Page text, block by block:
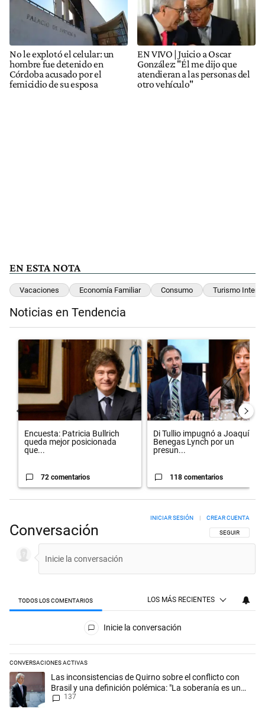
No le explotó el celular: un
hombre fue detenido en
Córdoba acusado por el
femicidio de su esposa
EN VIVO | Juicio a Oscar
González: "Él me dijo que
atendieran a las personas del
otro vehículo"
EN ESTA NOTA
Vacaciones Economía Familiar Consumo Turismo Interno
Noticias en Tendencia
Un artículo de tendencia con el título "Encuesta: Patricia Bullrich
Encuesta: Patricia Bullrich
queda mejor posicionada
que...
72 comentarios
Un artículo de tendencia con el
Di Tullio impugnó a Joaquín
Benegas Lynch por un
presun...
118 comentarios
Conversación SIGA ESTA
SEGUIR
INICIAR SESIÓN CREAR CUENTA
TODOS LOS COMENTARIOS LOS MÁS RECIENTES
Todos los comentarios
Inicie la conversación
CONVERSACIONES ACTIVAS
Este listado muestra los artículos con más comentarios en los
Un artículo de tendencia con el título "Las inconsistencias de Quirno
Las inconsistencias de Quirno sobre el conflicto con
Brasil y una definición polémica: "La soberanía es un
concepto antiguo"
137